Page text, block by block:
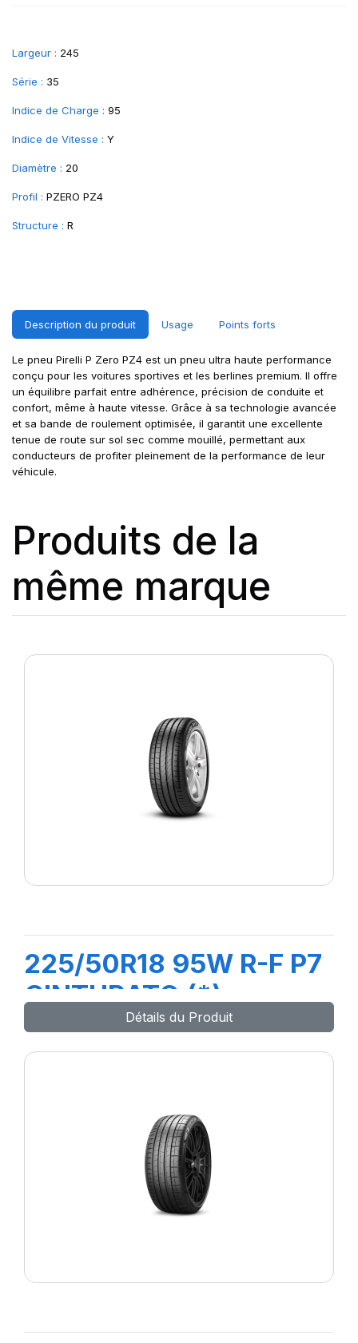
Largeur : 245
Série : 35
Indice de Charge : 95
Indice de Vitesse : Y
Diamètre : 20
Profil : PZERO PZ4
Structure : R
Description du produit Usage Points forts
Le pneu Pirelli P Zero PZ4 est un pneu ultra haute performance
conçu pour les voitures sportives et les berlines premium. Il offre
un équilibre parfait entre adhérence, précision de conduite et
confort, même à haute vitesse. Grâce à sa technologie avancée
et sa bande de roulement optimisée, il garantit une excellente
tenue de route sur sol sec comme mouillé, permettant aux
conducteurs de profiter pleinement de la performance de leur
véhicule.
Produits de la
même marque
225/50R18 95W R-F P7
CINTURATO (*)
Détails du Produit